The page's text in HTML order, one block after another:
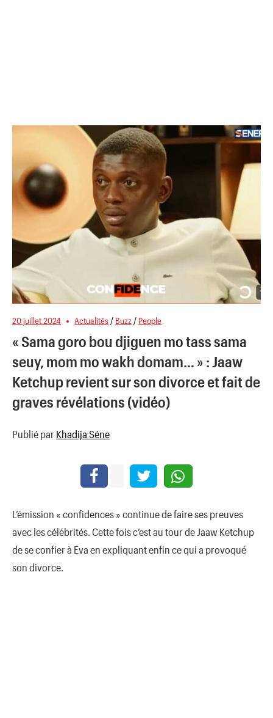
20 juillet 2024 Actualités / Buzz / People
« Sama goro bou djiguen mo tass sama
seuy, mom mo wakh domam… » : Jaaw
Ketchup revient sur son divorce et fait de
graves révélations (vidéo)
Publié par Khadija Séne
L’émission « confidences » continue de faire ses preuves
avec les célébrités. Cette fois c’est au tour de Jaaw Ketchup
de se confier à Eva en expliquant enfin ce qui a provoqué
son divorce.